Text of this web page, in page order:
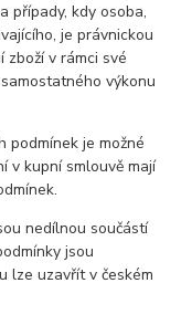
kdy osoba,
je právnickou
zboží v rámci své
výkonu
je možné
v kupní smlouvě mají
nedílnou součástí
jsou
lze uzavřít v českém